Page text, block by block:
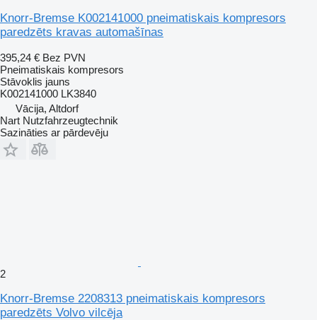
Knorr-Bremse K002141000 pneimatiskais kompresors
paredzēts kravas automašīnas
395,24 € Bez PVN
Pneimatiskais kompresors
Stāvoklis jauns
K002141000 LK3840
Vācija, Altdorf
Nart Nutzfahrzeugtechnik
Sazināties ar pārdevēju
2
Knorr-Bremse 2208313 pneimatiskais kompresors
paredzēts Volvo vilcēja